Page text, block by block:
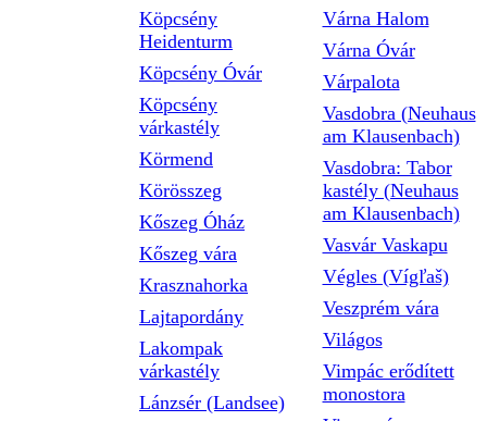
Köpcsény
Heidenturm
Köpcsény Óvár
Köpcsény
várkastély
Körmend
Körösszeg
Kőszeg Óház
Kőszeg vára
Krasznahorka
Lajtapordány
Lakompak
várkastély
Lánzsér (Landsee)
Várna Halom
Várna Óvár
Várpalota
Vasdobra (Neuhaus
am Klausenbach)
Vasdobra: Tabor
kastély (Neuhaus
am Klausenbach)
Vasvár Vaskapu
Végles (Vígľaš)
Veszprém vára
Világos
Vimpác erődített
monostora